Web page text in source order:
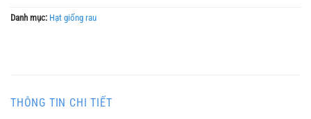
Danh mục: Hạt giống rau
THÔNG TIN CHI TIẾT